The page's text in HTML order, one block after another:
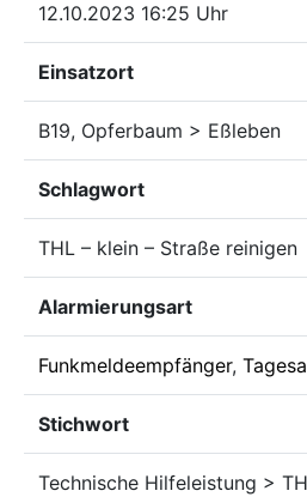
12.10.2023 16:25 Uhr
Einsatzort
B19, Opferbaum > Eßleben
Schlagwort
THL – klein – Straße reinigen
Alarmierungsart
Funkmeldeempfänger,
Stichwort
Technische Hilfeleistung >